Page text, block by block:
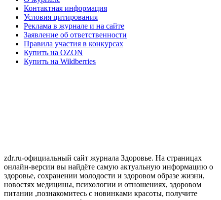
Контактная информация
Условия цитирования
Реклама в журнале и на сайте
Заявление об ответственности
Правила участия в конкурсах
Купить на OZON
Купить на Wildberries
zdr.ru-официальный сайт журнала Здоровье. На страницах
онлайн-версии вы найдёте самую актуальную информацию о
здоровье, сохранении молодости и здоровом образе жизни,
новостях медицины, психологии и отношениях, здоровом
питании ,познакомитесь с новинками красоты, получите